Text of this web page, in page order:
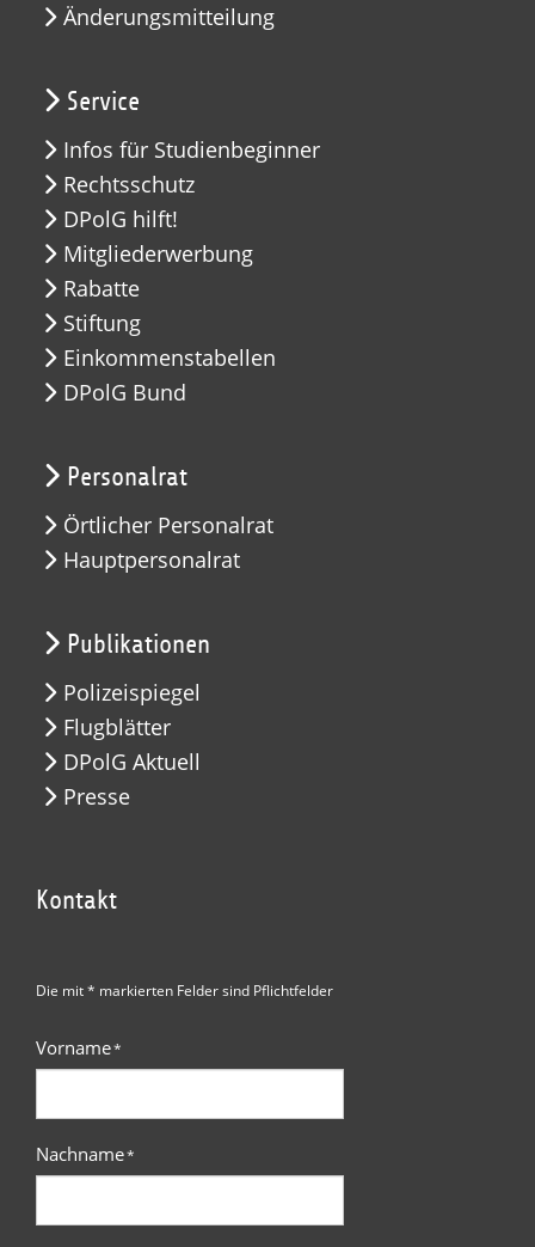
Änderungsmitteilung
Service
Infos für Studienbeginner
Rechtsschutz
DPolG hilft!
Mitgliederwerbung
Rabatte
Stiftung
Einkommenstabellen
DPolG Bund
Personalrat
Örtlicher Personalrat
Hauptpersonalrat
Publikationen
Polizeispiegel
Flugblätter
DPolG Aktuell
Presse
Kontakt
Die mit * markierten Felder sind Pflichtfelder
Vorname*
Nachname*